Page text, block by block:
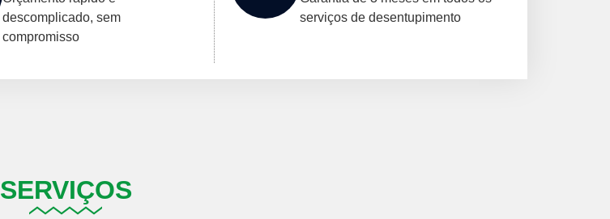
descomplicado, sem
compromisso
serviços de desentupimento
SERVIÇOS